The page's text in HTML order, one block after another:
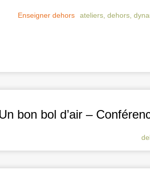
Enseigner dehors ateliers, dehors,
bon bol d’air –